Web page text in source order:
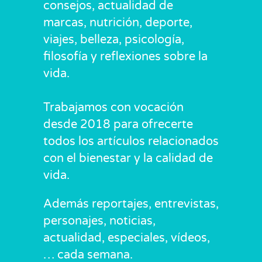
consejos, actualidad de
marcas, nutrición, deporte,
viajes, belleza, psicología,
filosofía y reflexiones sobre la
vida.
Trabajamos con vocación
desde 2018 para ofrecerte
todos los artículos relacionados
con el bienestar y la calidad de
vida.
Además reportajes, entrevistas,
personajes, noticias,
actualidad, especiales, vídeos,
… cada semana.